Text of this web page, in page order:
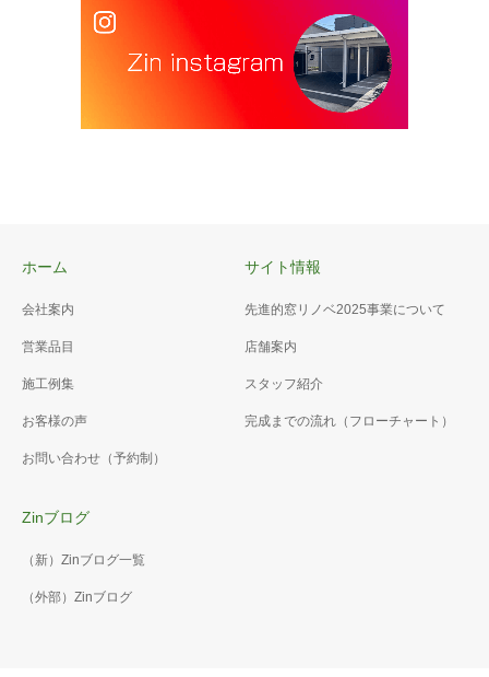
ホーム
会社案内
営業品目
施工例集
お客様の声
お問い合わせ（予約制）
サイト情報
先進的窓リノベ2025事業について
店舗案内
スタッフ紹介
完成までの流れ（フローチャート）
Zinブログ
（新）Zinブログ一覧
（外部）Zinブログ